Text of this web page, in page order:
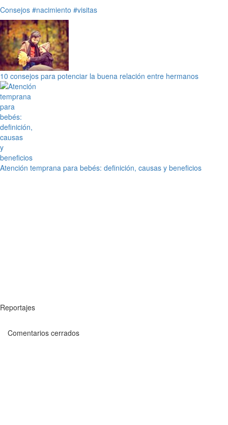
Consejos #nacimiento #visitas
10 consejos para potenciar la buena relación entre hermanos
Atención temprana para bebés: definición, causas y beneficios
Reportajes
Comentarios cerrados